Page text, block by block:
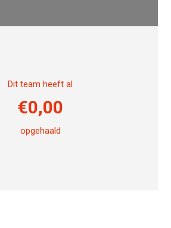
Dit team heeft al
€0,00
opgehaald